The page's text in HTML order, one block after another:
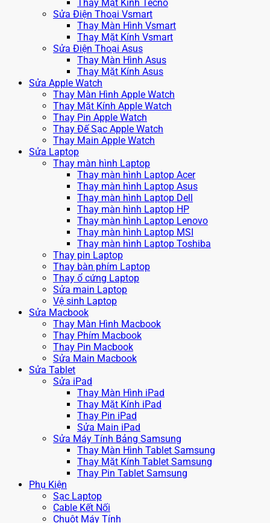
Thay Mặt Kính Tecno
Sửa Điện Thoại Vsmart
Thay Màn Hình Vsmart
Thay Mặt Kính Vsmart
Sửa Điện Thoại Asus
Thay Màn Hình Asus
Thay Mặt Kính Asus
Sửa Apple Watch
Thay Màn Hình Apple Watch
Thay Mặt Kính Apple Watch
Thay Pin Apple Watch
Thay Đế Sạc Apple Watch
Thay Main Apple Watch
Sửa Laptop
Thay màn hình Laptop
Thay màn hình Laptop Acer
Thay màn hình Laptop Asus
Thay màn hình Laptop Dell
Thay màn hình Laptop HP
Thay màn hình Laptop Lenovo
Thay màn hình Laptop MSI
Thay màn hình Laptop Toshiba
Thay pin Laptop
Thay bàn phím Laptop
Thay ổ cứng Laptop
Sửa main Laptop
Vệ sinh Laptop
Sửa Macbook
Thay Màn Hình Macbook
Thay Phím Macbook
Thay Pin Macbook
Sửa Main Macbook
Sửa Tablet
Sửa iPad
Thay Màn Hình iPad
Thay Mặt Kính iPad
Thay Pin iPad
Sửa Main iPad
Sửa Máy Tính Bảng Samsung
Thay Màn Hình Tablet Samsung
Thay Mặt Kính Tablet Samsung
Thay Pin Tablet Samsung
Phụ Kiện
Sạc Laptop
Cable Kết Nối
Chuột Máy Tính